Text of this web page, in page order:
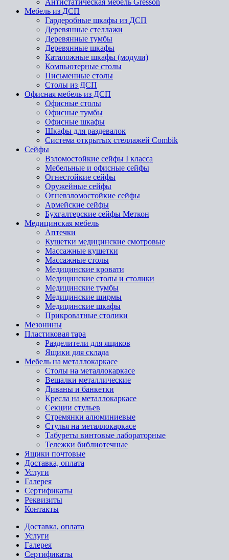
Антистатическая мебель Gresson
Мебель из ДСП
Гардеробные шкафы из ДСП
Деревянные стеллажи
Деревянные тумбы
Деревянные шкафы
Каталожные шкафы (модули)
Компьютерные столы
Письменные столы
Столы из ДСП
Офисная мебель из ДСП
Офисные столы
Офисные тумбы
Офисные шкафы
Шкафы для раздевалок
Система открытых стеллажей Combik
Сейфы
Взломостойкие сейфы I класса
Мебельные и офисные сейфы
Огнестойкие сейфы
Оружейные сейфы
Огневзломостойкие сейфы
Армейские сейфы
Бухгалтерские сейфы Меткон
Медицинская мебель
Аптечки
Кушетки медицинские смотровые
Массажные кушетки
Массажные столы
Медицинские кровати
Медицинские столы и столики
Медицинские тумбы
Медицинские ширмы
Медицинские шкафы
Прикроватные столики
Мезонины
Пластиковая тара
Разделители для ящиков
Ящики для склада
Мебель на металлокаркасе
Cтолы на металлокаркасе
Вешалки металлические
Диваны и банкетки
Кресла на металлокаркасе
Секции стульев
Стремянки алюминиевые
Стулья на металлокаркасе
Табуреты винтовые лабораторные
Тележки библиотечные
Ящики почтовые
Доставка, оплата
Услуги
Галерея
Сертификаты
Реквизиты
Контакты
Доставка, оплата
Услуги
Галерея
Сертификаты